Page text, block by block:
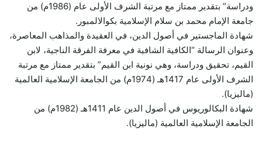
ودراسة” بتقدير ممتاز مع مرتبة الشرف الأولى عام (1986م) من
جامعة الإمام محمد بن سلام الإسلامية بكوالالمبور.
شهادة الماجستير في أصول الدين، في العقيدة والمذاهب المعاصرة،
وعنوان الرسالة “الكافية الشافية في معرفة الفرقة الناجية، لابن
القيم، تحقيق ودراسة، وهي نونية ابن القيم” بتقدير ممتاز مع مرتبة
الشرف الأولى عام 1417هـ (1974م) من الجامعة الإسلامية العالمية
(ماليزيا).
شهادة البكالوريوس في أصول الدين عام 1411هـ (1982م) من
الجامعة الإسلامية العالمية (ماليزيا).